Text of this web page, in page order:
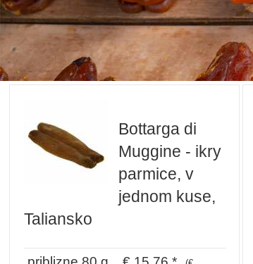
Bottarga di
Muggine - ikry
parmice, v
jednom kuse,
Taliansko